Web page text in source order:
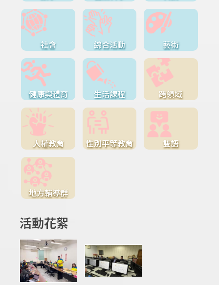
社會 綜合活動 藝術
健康與體育 生活課程 跨領域
人權教育 性別平等教育 雙語
地方輔導群
活動花絮